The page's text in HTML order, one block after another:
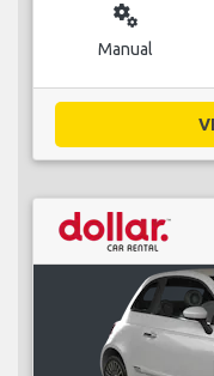
miscellaneous_services
Manual